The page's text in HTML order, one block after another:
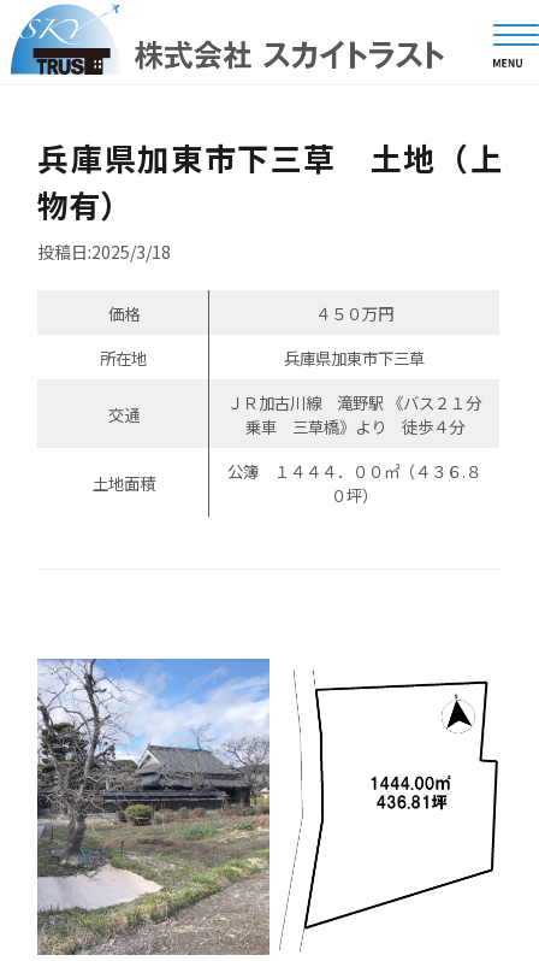
兵庫県加東市下三草 土地（上
物有）
投稿日:2025/3/18
価格
４５０万円
所在地
兵庫県加東市下三草
交通
ＪＲ加古川線 滝野駅 《バス２１分
乗車 三草橋》より 徒歩４分
土地面積
公簿 １４４４．００㎡（４３６.８
０坪）